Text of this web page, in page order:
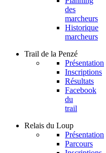
des
marcheurs
Historique
marcheurs
Trail de la Penzé
Présentation
Inscriptions
Résultats
Facebook
du
trail
Relais du Loup
Présentation
Parcours